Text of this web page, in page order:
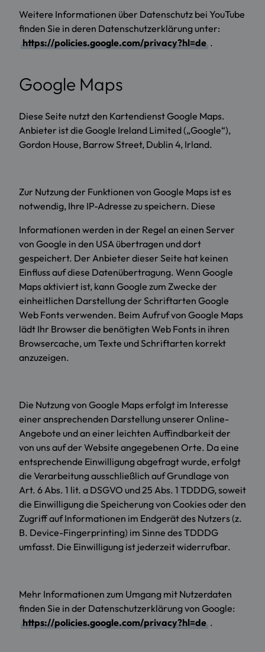
Weitere Informationen über Datenschutz bei YouTube
finden Sie in deren Datenschutzerklärung unter:
https://policies.google.com/privacy?hl=de .
Google Maps
Diese Seite nutzt den Kartendienst Google Maps.
Anbieter ist die Google Ireland Limited („Google“),
Gordon House, Barrow Street, Dublin 4, Irland.
Zur Nutzung der Funktionen von Google Maps ist es
notwendig, Ihre IP-Adresse zu speichern. Diese
Informationen werden in der Regel an einen Server
von Google in den USA übertragen und dort
gespeichert. Der Anbieter dieser Seite hat keinen
Einfluss auf diese Datenübertragung. Wenn Google
Maps aktiviert ist, kann Google zum Zwecke der
einheitlichen Darstellung der Schriftarten Google
Web Fonts verwenden. Beim Aufruf von Google Maps
lädt Ihr Browser die benötigten Web Fonts in ihren
Browsercache, um Texte und Schriftarten korrekt
anzuzeigen.
Die Nutzung von Google Maps erfolgt im Interesse
einer ansprechenden Darstellung unserer Online-
Angebote und an einer leichten Auffindbarkeit der
von uns auf der Website angegebenen Orte. Da eine
entsprechende Einwilligung abgefragt wurde, erfolgt
die Verarbeitung ausschließlich auf Grundlage von
Art. 6 Abs. 1 lit. a DSGVO und 25 Abs. 1 TDDDG, soweit
die Einwilligung die Speicherung von Cookies oder den
Zugriff auf Informationen im Endgerät des Nutzers (z.
B. Device-Fingerprinting) im Sinne des TDDDG
umfasst. Die Einwilligung ist jederzeit widerrufbar.
Mehr Informationen zum Umgang mit Nutzerdaten
finden Sie in der Datenschutzerklärung von Google:
https://policies.google.com/privacy?hl=de .